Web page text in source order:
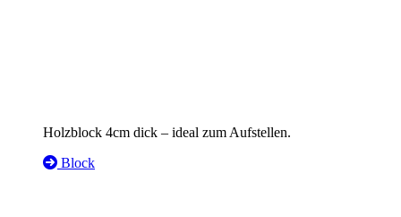
Holzblock 4cm dick – ideal zum Aufstellen.
Block